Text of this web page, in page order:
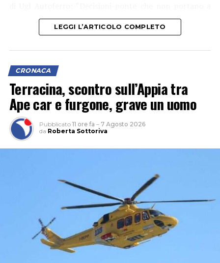
nulla”, afferma.
carenza di personale che unita a un parco mezzi che non
è più efficiente ed efficace come dovrebbe essere, non
potrà garantire, secondo noi, per questa estate, un
servizio eccellente. E siamo anche preoccupati per
l’inizio della stagione scolastica, quando andrà garantito
agli studenti il diritto alla mobilità che è sacrosanto”.
LEGGI L’ARTICOLO COMPLETO
CRONACA
Terracina, scontro sull’Appia tra
Ape car e furgone, grave un uomo
Pubblicato 11 ore fa – 7 Agosto 2026
da Roberta Sottoriva